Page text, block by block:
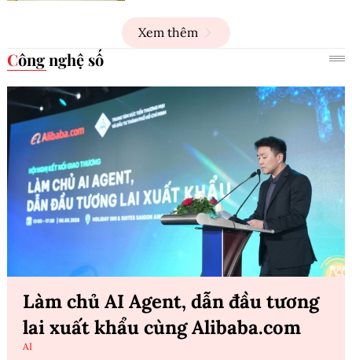
Xem thêm
Công nghệ số
Làm chủ AI Agent, dẫn đầu tương
lai xuất khẩu cùng Alibaba.com
AI